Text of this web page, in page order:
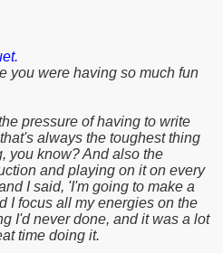
you were having so much fun
pressure of having to write
always the toughest thing
you know? And also the
and playing on it on every
I said, 'I'm going to make a
I focus all my energies on the
I'd never done, and it was a lot
time doing it.